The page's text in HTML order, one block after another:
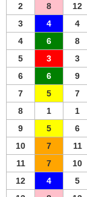
2
8 12
3
4 4
4
6 8
5
3 3
6
6 9
7
5 7
8
1 1
9
5 6
10
7 11
11
7 10
12
4 5